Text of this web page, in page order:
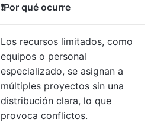
❗️Por qué ocurre
Los recursos limitados, como
equipos o personal
especializado, se asignan a
múltiples proyectos sin una
distribución clara, lo que
provoca conflictos.